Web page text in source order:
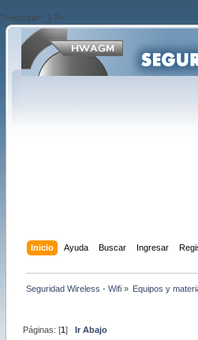
?>/script>'; } ?>
Inicio Ayuda Buscar Ingresar
Seguridad Wireless - Wifi» Equipos y
Páginas: [1] Ir Abajo